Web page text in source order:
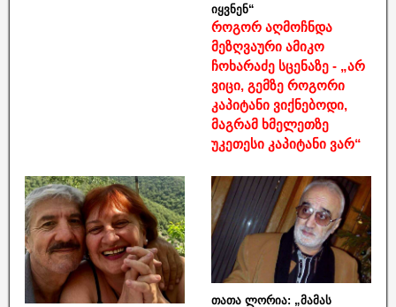
იყვნენ“
როგორ აღმოჩნდა
მეზღვაური ამიკო
ჩოხარაძე სცენაზე - „არ
ვიცი, გემზე როგორი
კაპიტანი ვიქნებოდი,
მაგრამ ხმელეთზე
უკეთესი კაპიტანი ვარ“
თათა ლორია: „მამას